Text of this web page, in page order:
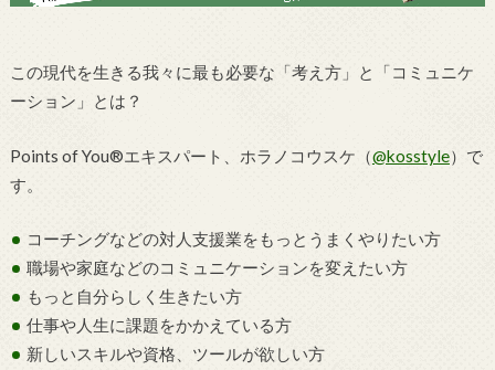
この現代を生きる我々に最も必要な「考え方」と「コミュニケ
ーション」とは？
Points of You®エキスパート、ホラノコウスケ（@kosstyle）で
す。
コーチングなどの対人支援業をもっとうまくやりたい方
職場や家庭などのコミュニケーションを変えたい方
もっと自分らしく生きたい方
仕事や人生に課題をかかえている方
新しいスキルや資格、ツールが欲しい方